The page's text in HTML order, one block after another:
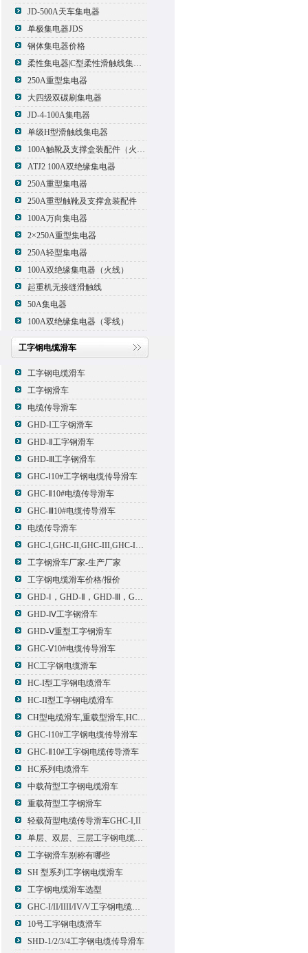
JD-500A天车集电器
单极集电器JDS
钢体集电器价格
柔性集电器|C型柔性滑触线集电器
250A重型集电器
大四级双碳刷集电器
JD-4-100A集电器
单级H型滑触线集电器
100A触靴及支撑盒装配件（火线）
ATJ2 100A双绝缘集电器
250A重型集电器
250A重型触靴及支撑盒装配件
100A万向集电器
2×250A重型集电器
250A轻型集电器
100A双绝缘集电器（火线）
起重机无接缝滑触线
50A集电器
100A双绝缘集电器（零线）
工字钢电缆滑车
工字钢电缆滑车
工字钢滑车
电缆传导滑车
GHD-I工字钢滑车
GHD-Ⅱ工字钢滑车
GHD-Ⅲ工字钢滑车
GHC-Ⅰ10#工字钢电缆传导滑车
GHC-Ⅱ10#电缆传导滑车
GHC-Ⅲ10#电缆传导滑车
电缆传导滑车
GHC-I,GHC-II,GHC-III,GHC-IV,GHC-V电缆滑车
工字钢滑车厂家-生产厂家
工字钢电缆滑车价格/报价
GHD-Ⅰ，GHD-Ⅱ，GHD-Ⅲ，GHD-Ⅳ，GHD-Ⅴ工字钢滑车
GHD-Ⅳ工字钢滑车
GHD-Ⅴ重型工字钢滑车
GHC-Ⅴ10#电缆传导滑车
HC工字钢电缆滑车
HC-I型工字钢电缆滑车
HC-II型工字钢电缆滑车
CH型电缆滑车,重载型滑车,HC型滑车
GHC-Ⅰ10#工字钢电缆传导滑车
GHC-Ⅱ10#工字钢电缆传导滑车
HC系列电缆滑车
中载荷型工字钢电缆滑车
重载荷型工字钢滑车
轻载荷型电缆传导滑车GHC-I,II
单层、双层、三层工字钢电缆传导滑车
工字钢滑车别称有哪些
SH 型系列工字钢电缆滑车
工字钢电缆滑车选型
GHC-I/II/IIII/IV/V工字钢电缆滑车
10号工字钢电缆滑车
SHD-1/2/3/4工字钢电缆传导滑车